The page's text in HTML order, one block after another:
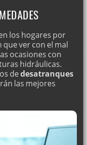
los hogares por
que ver con el mal
ocasiones con
hidráulicas.
dedesatranques
las mejores